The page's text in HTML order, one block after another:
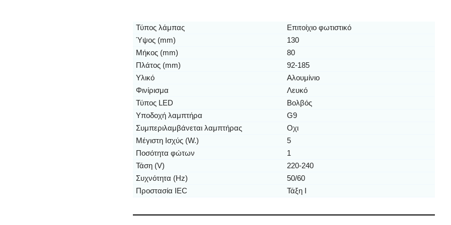
Τύπος λάμπας
Επιτοίχιο φωτιστικό
Ύψος (mm)
130
Μήκος (mm)
80
Πλάτος (mm)
92-185
Υλικό
Αλουμίνιο
Φινίρισμα
Λευκό
Τύπος LED
Βολβός
Υποδοχή λαμπτήρα
G9
Συμπεριλαμβάνεται λαμπτήρας
Οχι
Μέγιστη Ισχύς (W.)
5
Ποσότητα φώτων
1
Τάση (V)
220-240
Συχνότητα (Hz)
50/60
Προστασία IEC
Τάξη Ι